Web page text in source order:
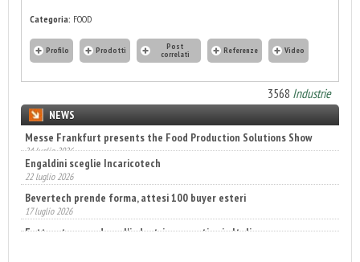
Categoria: FOOD
Profilo Prodotti Post
correlati Referenze Video
3568 Industrie
NEWS
Engaldini sceglie Incaricotech
22 luglio 2026
Bevertech prende forma, attesi 100 buyer esteri
17 luglio 2026
Fatturato record per l'industria cosmetica in Italia
10 luglio 2026